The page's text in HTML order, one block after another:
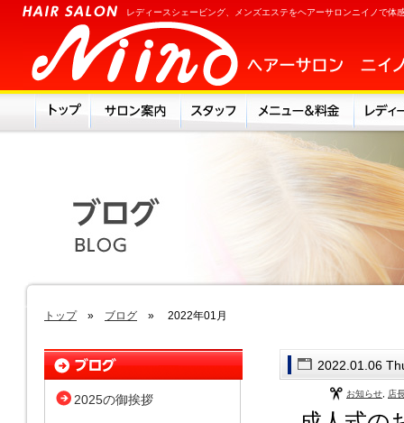
レディースシェービング、メンズエステをヘアーサロンニイノで体
トップ» ブログ » 2022年01月
2022.01.06
お知らせ 店
2025の御挨拶